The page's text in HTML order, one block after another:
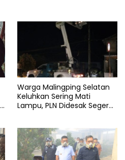
Warga Malingping Selatan
Keluhkan Sering Mati
Lampu, PLN Didesak Segera